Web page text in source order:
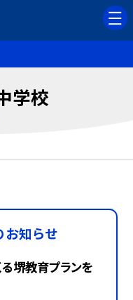
学校
知らせ
堺教育プランを